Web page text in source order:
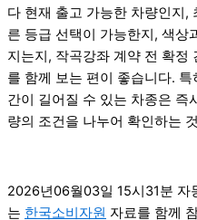
다 현재 출고 가능한 차량인지,
른 등급 선택이 가능한지, 색상
지는지, 작곡강좌 계약 전 확정
를 함께 보는 편이 좋습니다.
간이 길어질 수 있는 차종은 즉
량의 조건을 나누어 확인하는
2026년06월03일 15시31분 자
는 한국소비자원 자료를 함께